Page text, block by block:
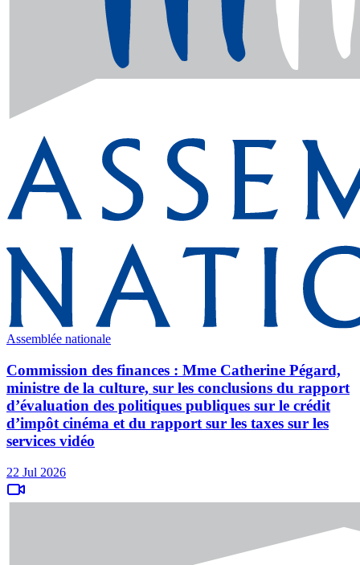
Assemblée nationale
Commission des finances : Mme Catherine Pégard,
ministre de la culture, sur les conclusions du rapport
d’évaluation des politiques publiques sur le crédit
d’impôt cinéma et du rapport sur les taxes sur les
services vidéo
22 Jul 2026